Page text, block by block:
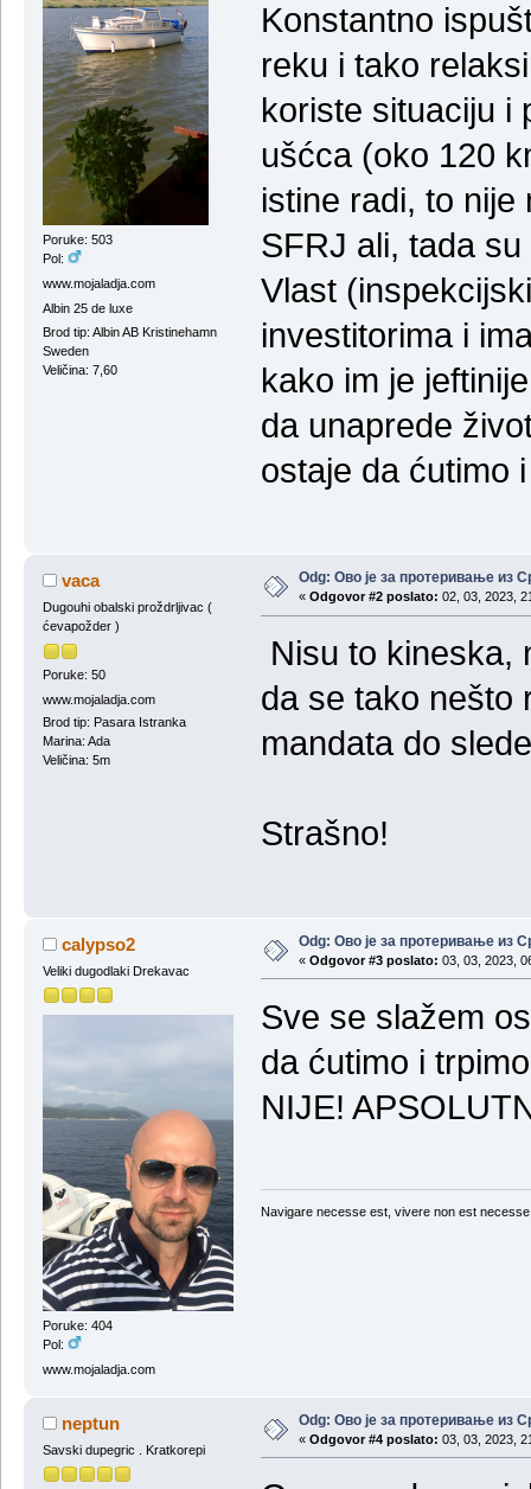
Poruke: 503
Pol:
www.mojaladja.com
Albin 25 de luxe
Brod tip: Albin AB Kristinehamn
Sweden
Veličina: 7,60
Konstantno
reku i tako
koriste situaciju i
ušćca (oko 120
istine radi, to nije
SFRJ ali, tada
Vlast
investitorima i
kako im je
da unaprede
ostaje da ćutimo
vaca
Dugouhi obalski proždrljivac (
ćevapožder )
Poruke: 50
www.mojaladja.com
Brod tip: Pasara Istranka
Marina: Ada
Veličina: 5m
Odg: Ово је за протеривање из
« Odgovor #2 poslato: 02, 03, 2023,
Nisu to kineska,
da se tako nešto
mandata do
Strašno!
calypso2
Veliki dugodlaki Drekavac
Poruke: 404
Pol:
www.mojaladja.com
Odg: Ово је за протеривање из
« Odgovor #3 poslato: 03, 03, 2023,
Sve se slažem
da ćutimo i
NIJE!
Navigare necesse est, vivere non est necesse
neptun
Savski dupegric . Kratkorepi
Odg: Ово је за протеривање из
« Odgovor #4 poslato: 03, 03, 2023,